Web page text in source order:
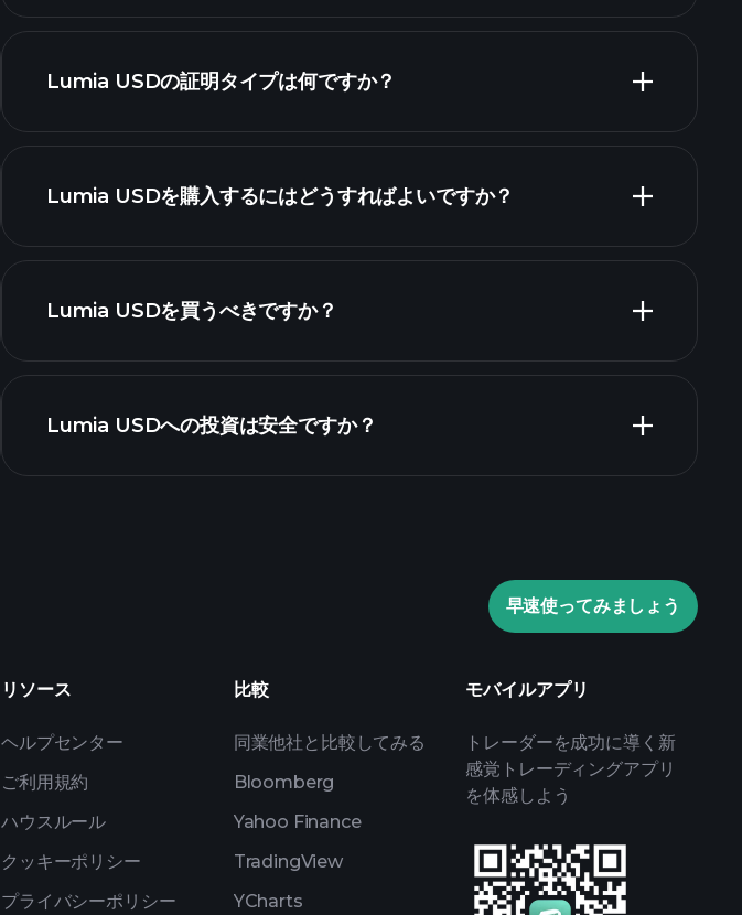
Lumia USDの証明タイプは何ですか？
Lumia USDを購入するにはどうすればよいですか？
Playtradeトーナメン
Lumia USDを買うべきですか？
ートフォリオ
Lumia USDへの投資は安全ですか？
億万長者ポートフォ
早速使ってみましょう
リソース
ヘルプセンター
ご利用規約
ハウスルール
クッキーポリシー
プライバシーポリシー
比較
同業他社と比較してみる
Bloomberg
Yahoo Finance
TradingView
YCharts
モバイルアプリ
トレーダーを成功に導く新
感覚トレーディングアプリ
を体感しよう